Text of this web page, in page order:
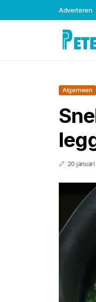
Adverteren
Algemeen
20